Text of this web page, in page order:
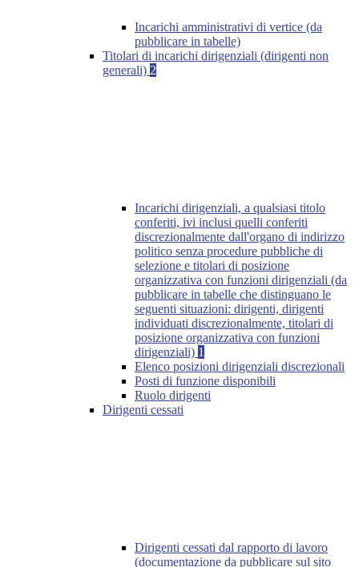
Incarichi amministrativi di vertice (da
pubblicare in tabelle)
Titolari di incarichi dirigenziali (dirigenti non
generali) 2
Incarichi dirigenziali, a qualsiasi titolo
conferiti, ivi inclusi quelli conferiti
discrezionalmente dall'organo di indirizzo
politico senza procedure pubbliche di
selezione e titolari di posizione
organizzativa con funzioni dirigenziali (da
pubblicare in tabelle che distinguano le
seguenti situazioni: dirigenti, dirigenti
individuati discrezionalmente, titolari di
posizione organizzativa con funzioni
dirigenziali) 1
Elenco posizioni dirigenziali discrezionali
Posti di funzione disponibili
Ruolo dirigenti
Dirigenti cessati
Dirigenti cessati dal rapporto di lavoro
(documentazione da pubblicare sul sito